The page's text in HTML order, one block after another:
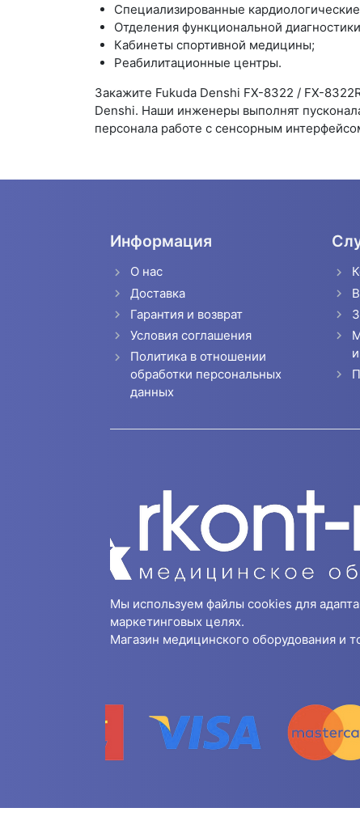
Специализированные
Отделения функциональной
Кабинеты спортивной медицины;
Реабилитационные центры.
Закажите Fukuda Denshi FX-8322 / FX-
Denshi. Наши инженеры выполнят
персонала работе с сенсорным
Информация
О нас
Доставка
Гарантия и возврат
Условия соглашения
Политика в отношении
обработки персональных
данных
Мы используем файлы cookies для
маркетинговых целях.
Магазин медицинского оборудования и